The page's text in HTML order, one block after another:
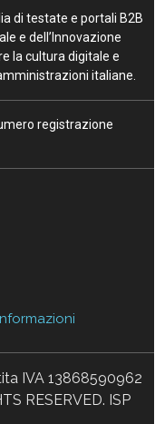
di testate e portali B2B
e dell’Innovazione
la cultura digitale e
italiane.
registrazione
IVA 13868590962
RESERVED. ISP